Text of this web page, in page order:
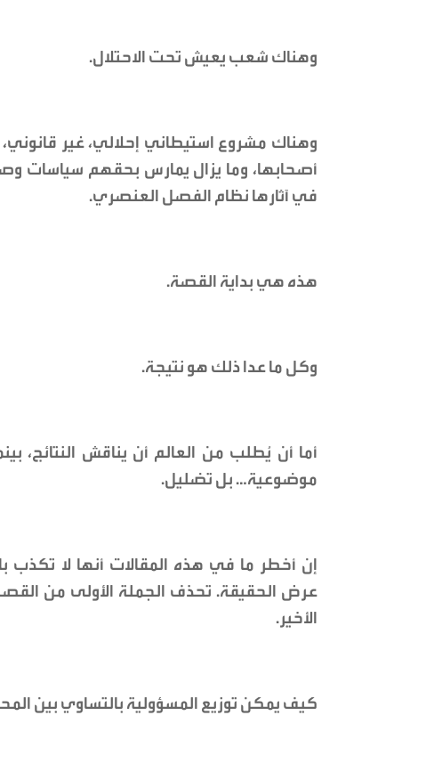
وهناك شعب يعيش تحت الاحتلال.
وهناك مشروع استيطاني إحلالي، غير
أصحابها، وما يزال يمارس بحقهم سياسات
في آثارها نظام الفصل العنصري.
هذه هي بداية القصة.
وكل ما عدا ذلك هو نتيجة.
أما أن يُطلب من العالم أن يناقش النتائج،
موضوعية… بل تضليل.
إن أخطر ما في هذه المقالات أنها لا تكذب
عرض الحقيقة. تحذف الجملة الأولى من
الأخير.
كيف يمكن توزيع المسؤولية بالتساوي بين